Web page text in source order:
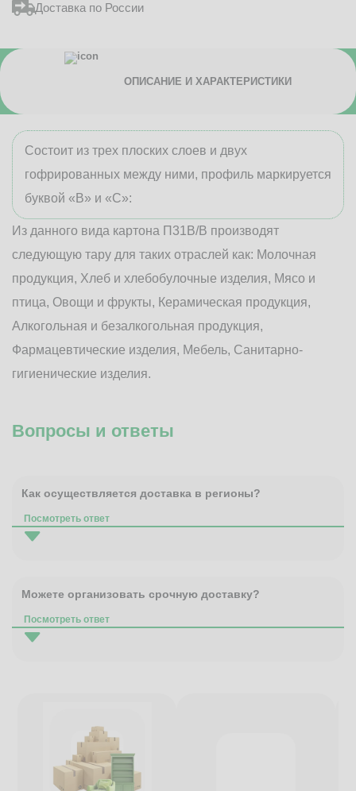
Доставка по России
ОПИСАНИЕ И ХАРАКТЕРИСТИКИ
Состоит из трех плоских слоев и двух
гофрированных между ними, профиль маркируется
буквой «В» и «С»:
Из данного вида картона П31В/B производят
следующую тару для таких отраслей как: Молочная
продукция, Хлеб и хлебобулочные изделия, Мясо и
птица, Овощи и фрукты, Керамическая продукция,
Алкогольная и безалкогольная продукция,
Фармацевтические изделия, Мебель, Санитарно-
гигиенические изделия.
Вопросы и ответы
Как осуществляется доставка в регионы?
Посмотреть ответ
Можете организовать срочную доставку?
Посмотреть ответ